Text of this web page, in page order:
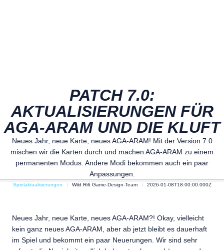
PATCH 7.0:
AKTUALISIERUNGEN FÜR
AGA-ARAM UND DIE KLUFT
Neues Jahr, neue Karte, neues AGA-ARAM! Mit der Version 7.0
mischen wir die Karten durch und machen AGA-ARAM zu einem
permanenten Modus. Andere Modi bekommen auch ein paar
Anpassungen.
Spielaktualisierungen Wild Rift Game-Design-Team 2026-01-08T18:00:00.000Z
Neues Jahr, neue Karte, neues AGA-ARAM?! Okay, vielleicht
kein ganz neues AGA-ARAM, aber ab jetzt bleibt es dauerhaft
im Spiel und bekommt ein paar Neuerungen. Wir sind sehr